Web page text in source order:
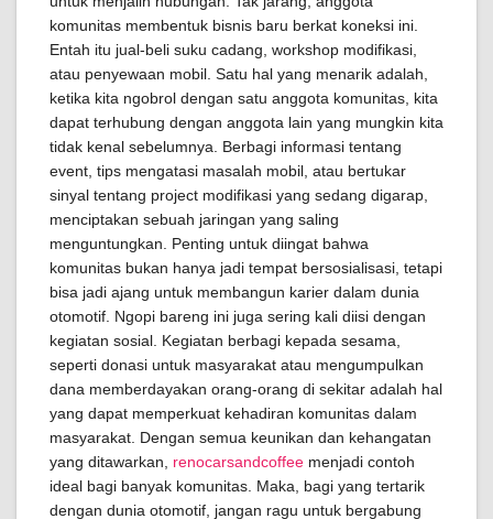
komunitas membentuk bisnis baru berkat koneksi ini.
Entah itu jual-beli suku cadang, workshop modifikasi,
atau penyewaan mobil. Satu hal yang menarik adalah,
ketika kita ngobrol dengan satu anggota komunitas, kita
dapat terhubung dengan anggota lain yang mungkin kita
tidak kenal sebelumnya. Berbagi informasi tentang
event, tips mengatasi masalah mobil, atau bertukar
sinyal tentang project modifikasi yang sedang digarap,
menciptakan sebuah jaringan yang saling
menguntungkan. Penting untuk diingat bahwa
komunitas bukan hanya jadi tempat bersosialisasi, tetapi
bisa jadi ajang untuk membangun karier dalam dunia
otomotif. Ngopi bareng ini juga sering kali diisi dengan
kegiatan sosial. Kegiatan berbagi kepada sesama,
seperti donasi untuk masyarakat atau mengumpulkan
dana memberdayakan orang-orang di sekitar adalah hal
yang dapat memperkuat kehadiran komunitas dalam
masyarakat. Dengan semua keunikan dan kehangatan
yang ditawarkan, renocarsandcoffee menjadi contoh
ideal bagi banyak komunitas. Maka, bagi yang tertarik
dengan dunia otomotif, jangan ragu untuk bergabung